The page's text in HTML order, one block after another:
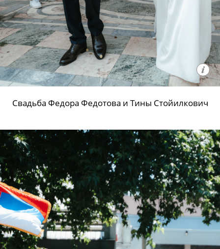
Свадьба Федора Федотова и Тины Стойилкович